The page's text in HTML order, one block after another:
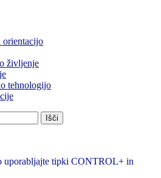
orientacijo
življenje
tehnologijo
uporabljajte tipki CONTROL+ in